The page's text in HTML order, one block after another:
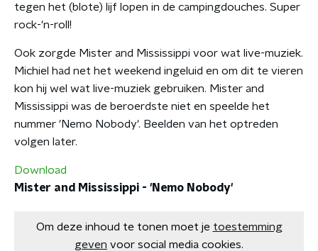
tegen het (blote) lijf lopen in de campingdouches. Super
rock-'n-roll!
Ook zorgde Mister and Mississippi voor wat live-muziek.
Michiel had net het weekend ingeluid en om dit te vieren
kon hij wel wat live-muziek gebruiken. Mister and
Mississippi was de beroerdste niet en speelde het
nummer 'Nemo Nobody'. Beelden van het optreden
volgen later.
Download
Mister and Mississippi - 'Nemo Nobody'
Om deze inhoud te tonen moet je toestemming
geven voor social media cookies.